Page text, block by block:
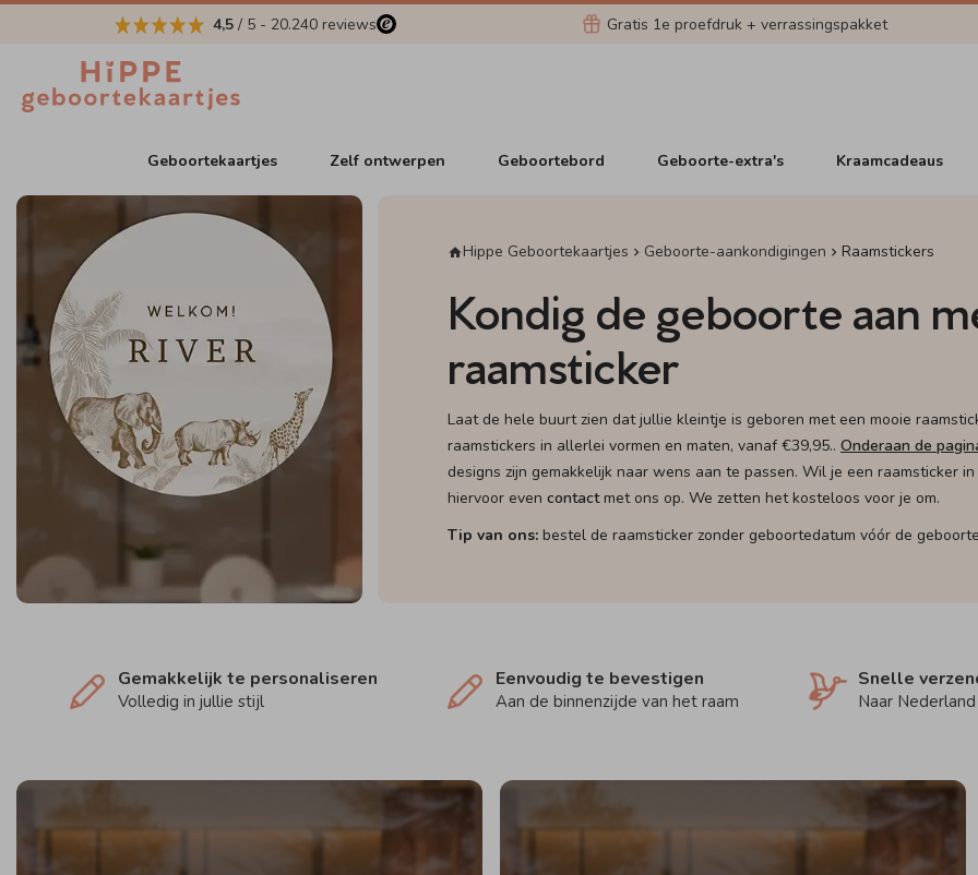
4,5 / 5 - 20.240 reviews Gratis 1e proefdruk + verrassingspakket
Geboortekaartjes Zelf ontwerpen Geboortebord Geboorte-extra's Kraamcadeaus
Hippe Geboortekaartjes Geboorte-aankondigingen Raamstickers
Kondig de geboorte aan
raamsticker
Laat de hele buurt zien dat jullie kleintje is geboren met een mooie
raamstickers in allerlei vormen en maten, vanaf €39,95..Onderaan de
designs zijn gemakkelijk naar wens aan te passen. Wil je een raamsticker
hiervoor evencontactmet ons op. We zetten het kosteloos voor je om.
Tip van ons: bestel de raamsticker zonder geboortedatum vóór de
Gemakkelijk te personaliseren
Volledig in jullie stijl
Eenvoudig te bevestigen
Aan de binnenzijde van het raam
Snelle
Naar